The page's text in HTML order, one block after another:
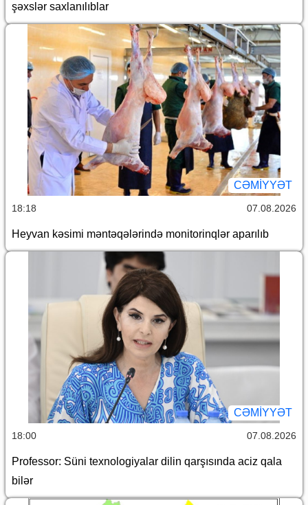
şəxslər saxlanılıblar
CƏMİYYƏT
18:18 07.08.2026
Heyvan kəsimi məntəqələrində monitorinqlər aparılıb
CƏMİYYƏT
18:00 07.08.2026
Professor: Süni texnologiyalar dilin qarşısında aciz qala
bilər